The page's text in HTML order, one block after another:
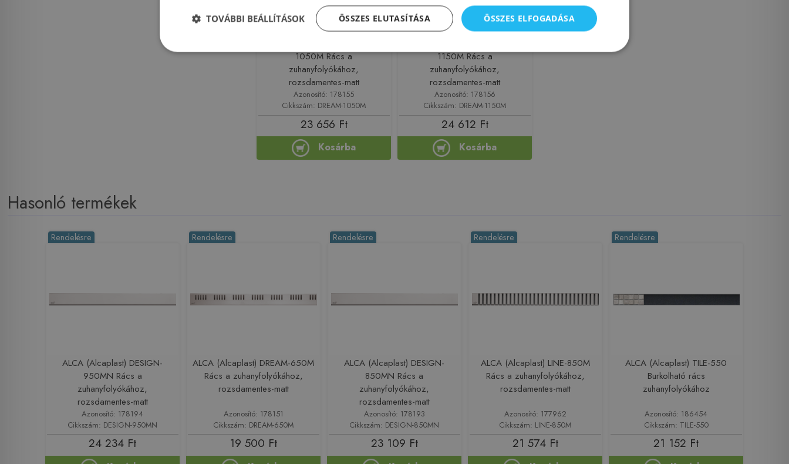
1050M Rács a
zuhanyfolyókához,
rozsdamentes-matt
Azonosító: 178155
Cikkszám: DREAM-1050M
23 656 Ft
Kosárba
1150M Rács a
zuhanyfolyókához,
rozsdamentes-matt
Azonosító: 178156
Cikkszám: DREAM-1150M
24 612 Ft
Kosárba
Hasonló termékek
Rendelésre
ALCA (Alcaplast) DESIGN-
950MN Rács a
zuhanyfolyókához,
rozsdamentes-matt
Azonosító: 178194
Cikkszám: DESIGN-950MN
24 234 Ft
Rendelésre
ALCA (Alcaplast) DREAM-650M
Rács a zuhanyfolyókához,
rozsdamentes-matt
Azonosító: 178151
Cikkszám: DREAM-650M
19 500 Ft
Rendelésre
ALCA (Alcaplast) DESIGN-
850MN Rács a
zuhanyfolyókához,
rozsdamentes-matt
Azonosító: 178193
Cikkszám: DESIGN-850MN
23 109 Ft
Rendelésre
ALCA (Alcaplast) LINE-850M
Rács a zuhanyfolyókához,
rozsdamentes-matt
Azonosító: 177962
Cikkszám: LINE-850M
21 574 Ft
Rendelésre
ALCA (Alcaplast) TILE-550
Burkolható rács
zuhanyfolyókához
Azonosító: 186454
Cikkszám: TILE-550
21 152 Ft
ÖSSZES ELFOGADÁSA
ÖSSZES ELUTASÍTÁSA
TOVÁBBI BEÁLLÍTÁSOK